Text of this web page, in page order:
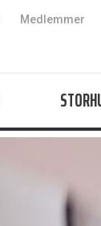
Medlemmer